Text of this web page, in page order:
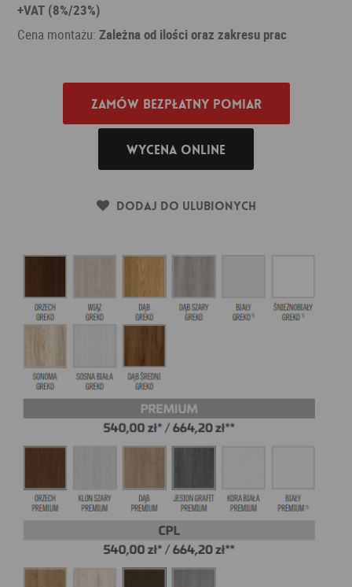
+VAT (8%/23%)
Cena montażu:Zależna od ilości oraz zakresu prac
Zamów bezpłatny pomiar
Wycena online
Dodaj do ulubionych